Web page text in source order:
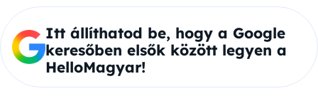
Itt állíthatod be, hogy a Google
keresőben elsők között legyen a
HelloMagyar!